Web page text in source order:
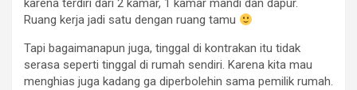
karena terdiri dari 2 kamar, 1 kamar mandi dan dapur.
Ruang kerja jadi satu dengan ruang tamu
Tapi bagaimanapun juga, tinggal di kontrakan itu tidak
serasa seperti tinggal di rumah sendiri. Karena kita mau
menghias juga kadang ga diperbolehin sama pemilik rumah.